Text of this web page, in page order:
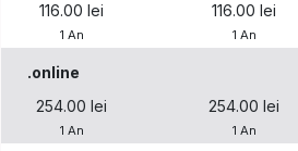
116.00 lei
1 An
116.00 lei
1 An
.online
254.00 lei
1 An
254.00 lei
1 An